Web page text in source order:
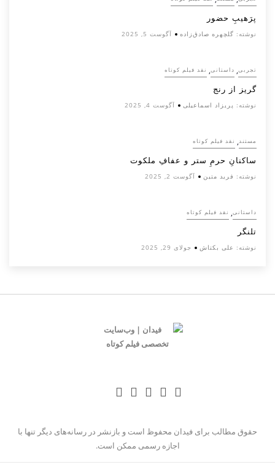
پرَهیب‌ِ حضور
نوشته: گلچهره صادق‌زاده آگوست 5, 2025
تجربی, داستانی, نقد فیلم کوتاه
گریز از رنج
نوشته: پریزاد اسماعیلی آگوست 4, 2025
مستند, نقد فیلم کوتاه
ساکنانِ حرمِ ستر و عفافِ ملکوت
نوشته: فرید متین آگوست 2, 2025
داستانی, نقد فیلم کوتاه
تلنگر
نوشته: علی بکتاش جولای 29, 2025
حقوق مطالب برای فیدان محفوظ است و بازنشر در رسانه‌های دیگر تنها با
اجازه رسمی ممکن است.